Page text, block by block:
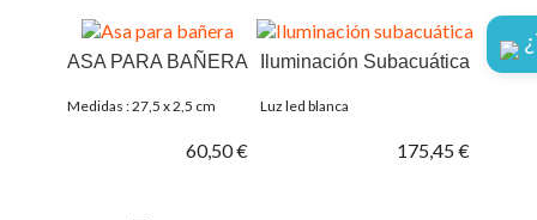
ASA PARA BAÑERA
Medidas : 27,5 x 2,5 cm
60,50 €
Iluminación Subacuática
Luz led blanca
175,45 €